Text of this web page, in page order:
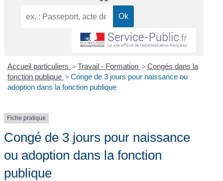
Accueil particuliers > Travail - Formation > Congés dans la
fonction publique > Congé de 3 jours pour naissance ou
adoption dans la fonction publique
Fiche pratique
Congé de 3 jours pour naissance
ou adoption dans la fonction
publique